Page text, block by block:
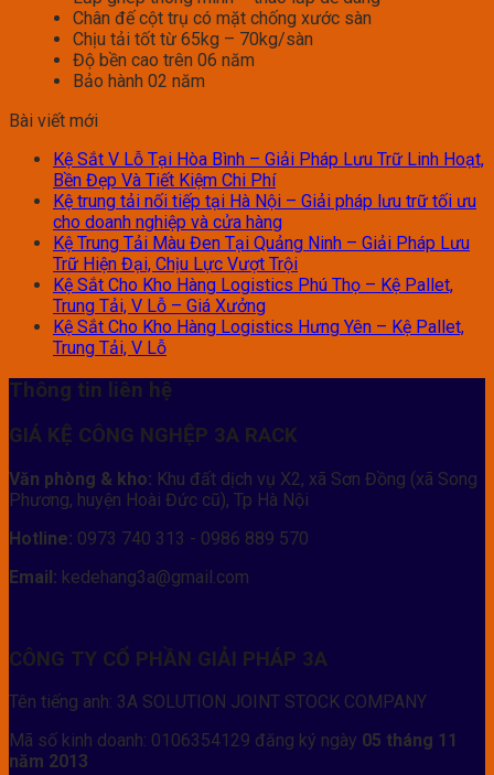
Chân đế cột trụ có mặt chống xước sàn
Chịu tải tốt từ 65kg – 70kg/sàn
Độ bền cao trên 06 năm
Bảo hành 02 năm
Bài viết mới
Kệ Sắt V Lỗ Tại Hòa Bình – Giải Pháp Lưu Trữ Linh Hoạt,
Bền Đẹp Và Tiết Kiệm Chi Phí
Kệ trung tải nối tiếp tại Hà Nội – Giải pháp lưu trữ tối ưu
cho doanh nghiệp và cửa hàng
Kệ Trung Tải Màu Đen Tại Quảng Ninh – Giải Pháp Lưu
Trữ Hiện Đại, Chịu Lực Vượt Trội
Kệ Sắt Cho Kho Hàng Logistics Phú Thọ – Kệ Pallet,
Trung Tải, V Lỗ – Giá Xưởng
Kệ Sắt Cho Kho Hàng Logistics Hưng Yên – Kệ Pallet,
Trung Tải, V Lỗ
Thông tin liên hệ
GIÁ KỆ CÔNG NGHỆP 3A RACK
Văn phòng & kho: Khu đất dịch vụ X2, xã Sơn Đồng (xã Song
Phương, huyện Hoài Đức cũ), Tp Hà Nội
Hotline: 0973 740 313 - 0986 889 570
Email: kedehang3a@gmail.com
CÔNG TY CỔ PHẦN GIẢI PHÁP 3A
Tên tiếng anh: 3A SOLUTION JOINT STOCK COMPANY
Mã số kinh doanh: 0106354129 đăng ký ngày 05 tháng 11
năm 2013